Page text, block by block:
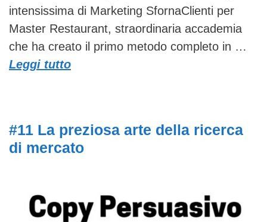
intensissima di Marketing SfornaClienti per
Master Restaurant, straordinaria accademia
che ha creato il primo metodo completo in …
Leggi tutto
#11 La preziosa arte della ricerca
di mercato